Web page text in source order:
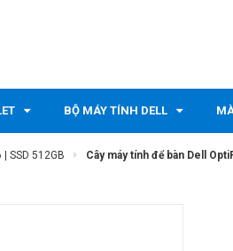
BỘ MÁY TÍNH DELL
| SSD 512GB Cây máy tính để bàn Dell